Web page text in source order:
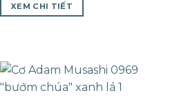
XEM CHI TIẾT